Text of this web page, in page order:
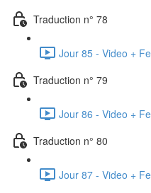
Traduction n° 78
Jour 85 - Video +
Traduction n° 79
Jour 86 - Video +
Traduction n° 80
Jour 87 - Video +